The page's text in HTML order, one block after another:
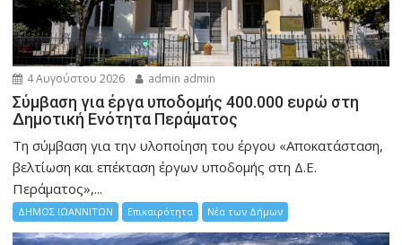
4 Αυγούστου 2026 admin admin
Σύμβαση για έργα υποδομής 400.000 ευρώ στη
Δημοτική Ενότητα Περάματος
Τη σύμβαση για την υλοποίηση του έργου «Αποκατάσταση,
βελτίωση και επέκταση έργων υποδομής στη Δ.Ε.
Περάματος»,...
ΔΗΜΟΣ ΙΩΑΝΝΙΤΩΝ Επικαιρότητα Νέα των Δήμων